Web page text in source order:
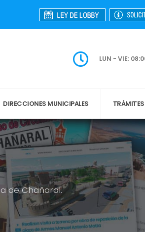
LUN - VIE:
DIRECCIONES MUNICIPALES
de Chañaral.